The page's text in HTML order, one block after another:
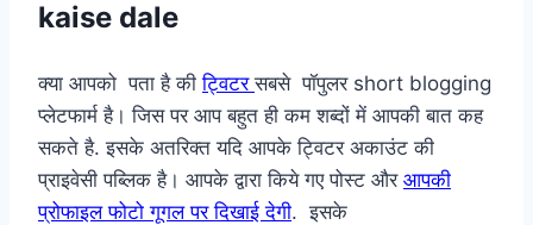
kaise dale
क्या आपको पता है कीट्विटरसबसे पॉपुलर short blogging
प्लेटफार्म है। जिस पर आप बहुत ही कम शब्दों में आपकी बात कह
सकते है. इसके अतरिक्त यदि आपके ट्विटर अकाउंट की
प्राइवेसी पब्लिक है। आपके द्वारा किये गए पोस्ट और आपकी
प्रोफाइल फोटो गूगल पर दिखाई देगी. इसके